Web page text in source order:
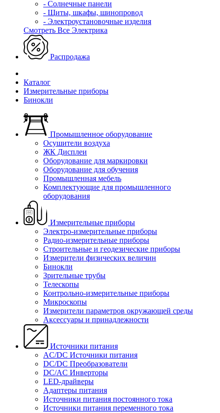
- Солнечные панели
- Щиты, шкафы, шинопровод
- Электроустановочные изделия
Смотреть Все Электрика
Распродажа
Каталог
Измерительные приборы
Бинокли
Промышленное оборудование
Осушители воздуха
ЖК Дисплеи
Оборудование для маркировки
Оборудование для обучения
Промышленная мебель
Комплектующие для промышленного
оборудования
Измерительные приборы
Электро-измерительные приборы
Радио-измерительные приборы
Строительные и геодезические приборы
Измерители физических величин
Бинокли
Зрительные трубы
Телескопы
Контрольно-измерительные приборы
Микроскопы
Измерители параметров окружающей среды
Аксессуары и принадлежности
Источники питания
AC/DC Источники питания
DC/DC Преобразователи
DC/AC Инверторы
LED-драйверы
Адаптеры питания
Источники питания постоянного тока
Источники питания переменного тока